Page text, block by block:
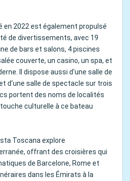
en 2022 est également propulsé
de divertissements, avec 19
de bars et salons, 4 piscines
couverte, un casino, un spa, et
Il dispose aussi d'une salle de
d'une salle de spectacle sur trois
portent des noms de localités
culturelle à ce bateau
Toscana explore
offrant des croisières qui
de Barcelone, Rome et
dans les Émirats à la